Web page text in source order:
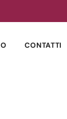
CONTATTI